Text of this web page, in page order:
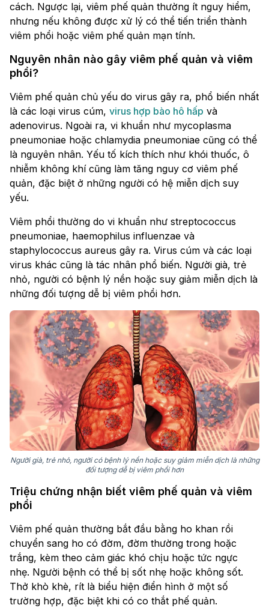
cách. Ngược lại, viêm phế quản thường ít nguy hiểm,
nhưng nếu không được xử lý có thể tiến triển thành
viêm phổi hoặc viêm phế quản mạn tính.
Nguyên nhân nào gây viêm phế quản và viêm
phổi?
Viêm phế quản chủ yếu do virus gây ra, phổ biến nhất
là các loại virus cúm, virus hợp bào hô hấp và
adenovirus. Ngoài ra, vi khuẩn như mycoplasma
pneumoniae hoặc chlamydia pneumoniae cũng có thể
là nguyên nhân. Yếu tố kích thích như khói thuốc, ô
nhiễm không khí cũng làm tăng nguy cơ viêm phế
quản, đặc biệt ở những người có hệ miễn dịch suy
yếu.
Viêm phổi thường do vi khuẩn như streptococcus
pneumoniae, haemophilus influenzae và
staphylococcus aureus gây ra. Virus cúm và các loại
virus khác cũng là tác nhân phổ biến. Người già, trẻ
nhỏ, người có bệnh lý nền hoặc suy giảm miễn dịch là
những đối tượng dễ bị viêm phổi hơn.
Người già, trẻ nhỏ, người có bệnh lý nền hoặc suy giảm miễn dịch là những
đối tượng dễ bị viêm phổi hơn
Triệu chứng nhận biết viêm phế quản và viêm
phổi
Viêm phế quản thường bắt đầu bằng ho khan rồi
chuyển sang ho có đờm, đờm thường trong hoặc
trắng, kèm theo cảm giác khó chịu hoặc tức ngực
nhẹ. Người bệnh có thể bị sốt nhẹ hoặc không sốt.
Thở khò khè, rít là biểu hiện điển hình ở một số
trường hợp, đặc biệt khi có co thắt phế quản.